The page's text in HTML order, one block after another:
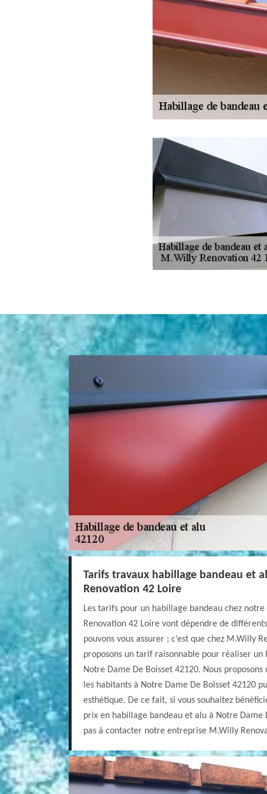
Tarifs travaux habillage bandeau et
Renovation 42 Loire
Les tarifs pour un habillage bandeau chez
Renovation 42 Loire vont dépendre de
pouvons vous assurer ; c’est que chez M.Willy
proposons un tarif raisonnable pour réaliser un
Notre Dame De Boisset 42120. Nous
les habitants à Notre Dame De Boisset 42120
esthétique. De ce fait, si vous souhaitez
prix en habillage bandeau et alu à Notre Dame
pas à contacter notre entreprise M.Willy